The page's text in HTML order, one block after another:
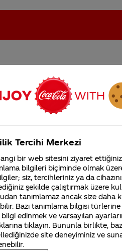
Cola'nın Filistin'de fabr...
ulaşabilirsiniz. İlginiz için
Tercihi Merkezi
bir web sitesini ziyaret
bilgileri biçiminde olmak
siz, tercihleriniz ya da
şekilde çalıştırmak üzere
tanımlamaz ancak size daha
Bazı tanımlama bilgisi
edinmek ve varsayılan
tıklayın. Bununla birlikte,
site deneyiminiz ve